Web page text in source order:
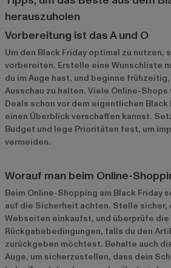
herauszuholen
Vorbereitung ist das A und O
Um den Black Friday optimal zu nutzen,
vorbereiten. Erstelle eine Wunschliste
du im Auge hast, und beginne
Ausschau zu halten. Viele Online-
Deals schon vor dem eigentlichen Black
einen Überblick verschaffen kannst.
Budget und lege Prioritäten fest, um
vermeiden.
Worauf man beim Online-
Beim Online-Shopping am Black Friday
auf die Sicherheit achten. Stelle sicher,
Webseiten einkaufst, und überprüfe die
Rückgabebedingungen, falls du den
zurückgeben möchtest. Behalte auch
Auge, um sicherzustellen, dass dein